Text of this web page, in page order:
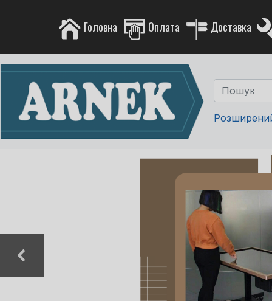
Головна Оплата Доставка